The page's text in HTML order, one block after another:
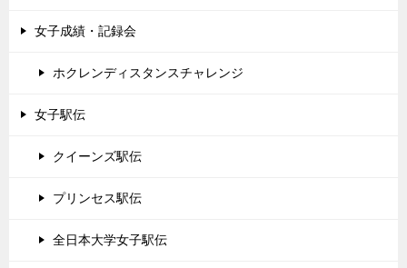
女子成績・記録会
ホクレンディスタンスチャレンジ
女子駅伝
クイーンズ駅伝
プリンセス駅伝
全日本大学女子駅伝